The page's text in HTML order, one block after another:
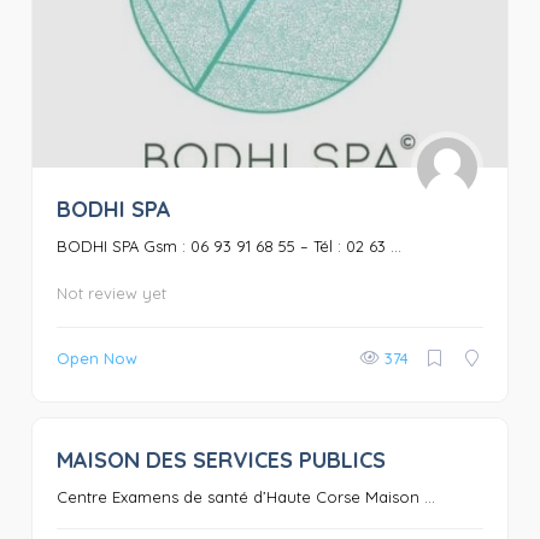
BODHI SPA
BODHI SPA Gsm : 06 93 91 68 55 – Tél : 02 63 ...
Not review yet
Open Now 374
MAISON DES SERVICES PUBLICS
Centre Examens de santé d’Haute Corse Maison ...